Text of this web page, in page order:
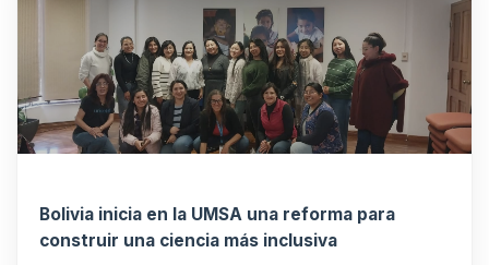
Bolivia inicia en la UMSA una reforma para
construir una ciencia más inclusiva